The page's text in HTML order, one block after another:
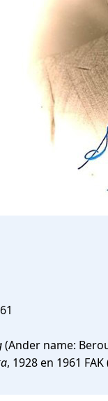
(Ander name:
, 1928 en 1961